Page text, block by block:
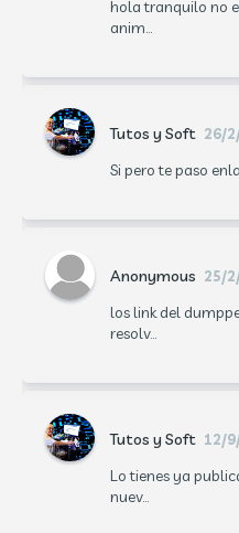
hola tranquilo no
anim...
Tutos y Soft 26/
Si pero te paso
Anonymous 25/
los link del
resolv...
Tutos y Soft 12/
Lo tienes ya
nuev...